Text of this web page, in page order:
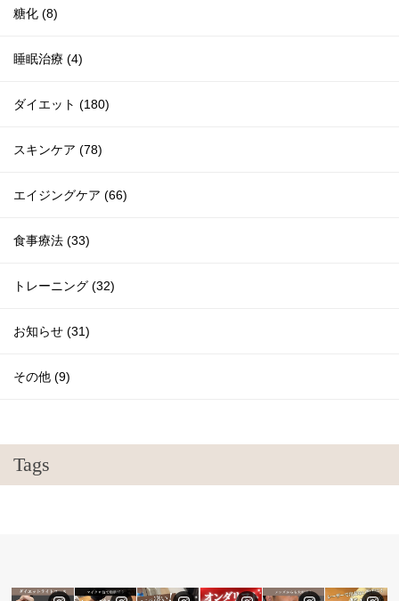
糖化 (8)
睡眠治療 (4)
ダイエット (180)
スキンケア (78)
エイジングケア (66)
食事療法 (33)
トレーニング (32)
お知らせ (31)
その他 (9)
Tags